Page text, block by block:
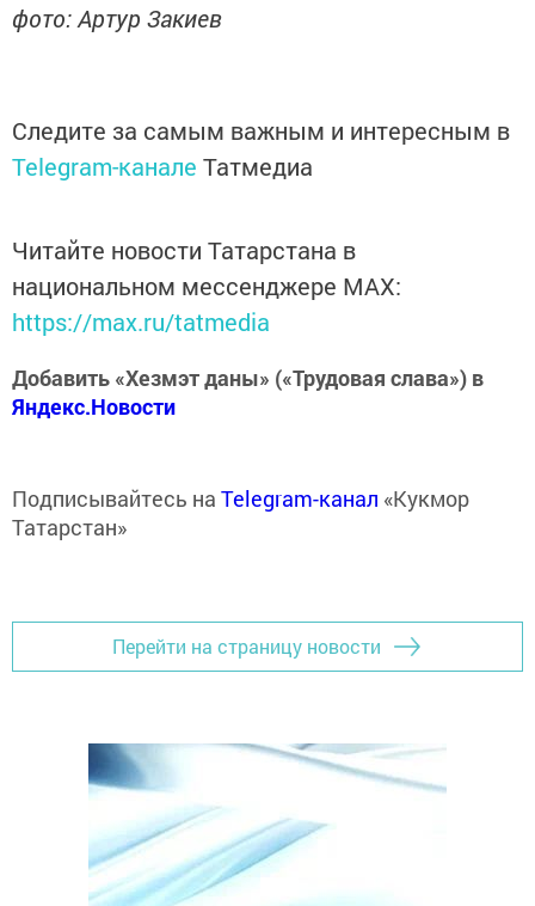
фото: Артур Закиев
Следите за самым важным и интересным в
Telegram-канале Татмедиа
Читайте новости Татарстана в
национальном мессенджере MАХ:
https://max.ru/tatmedia
Добавить «Хезмэт даны» («Трудовая слава») в
Яндекс.Новости
Подписывайтесь на Telegram-канал «Кукмор
Татарстан»
Перейти на страницу новости